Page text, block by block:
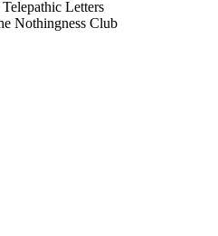
Letters
Nothingness Club